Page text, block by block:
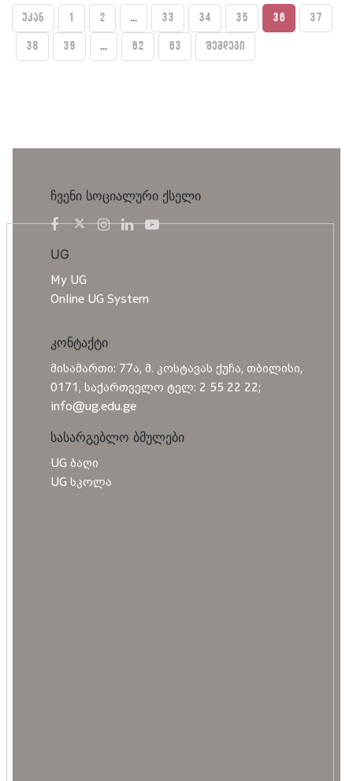
უკან 1 2 ... 33 34 35 36 37
38 39 ... 62 63 შემდეგი
ჩვენი სოციალური ქსელი
UG
My UG
Online UG System
კონტაქტი
მისამართი: 77ა, მ. კოსტავას ქუჩა, თბილისი,
0171, საქართველო ტელ: 2 55 22 22;
info@ug.edu.ge
სასარგებლო ბმულები
UG ბაღი
UG სკოლა